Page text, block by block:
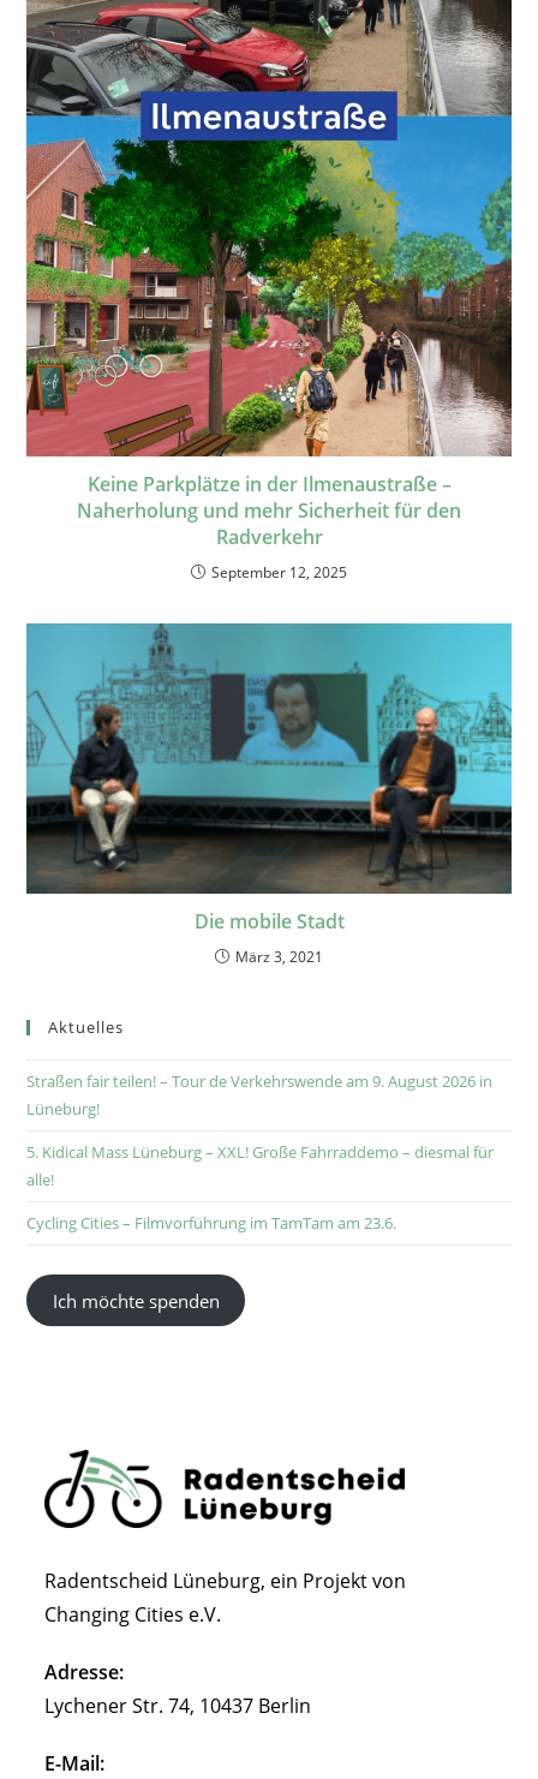
Keine Parkplätze in der Ilmenaustraße –
Naherholung und mehr Sicherheit für den
Radverkehr
September 12, 2025
Die mobile Stadt
März 3, 2021
Aktuelles
Straßen fair teilen! – Tour de Verkehrswende am 9. August 2026 in
Lüneburg!
5. Kidical Mass Lüneburg – XXL! Große Fahrraddemo – diesmal für
alle!
Cycling Cities – Filmvorführung im TamTam am 23.6.
Ich möchte spenden
Radentscheid Lüneburg, ein Projekt von
Changing Cities e.V.
Adresse:
Lychener Str. 74, 10437 Berlin
E-Mail: